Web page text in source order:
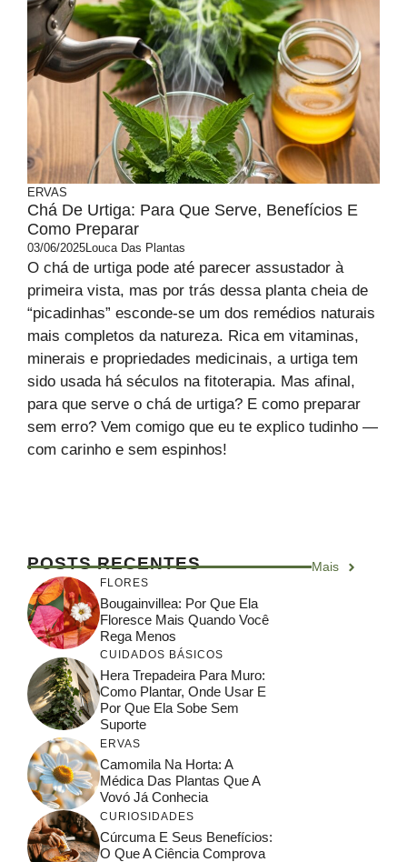
ERVAS
Chá De Urtiga: Para Que Serve, Benefícios E
Como Preparar
03/06/2025Louca Das Plantas
O chá de urtiga pode até parecer assustador à
primeira vista, mas por trás dessa planta cheia de
“picadinhas” esconde-se um dos remédios naturais
mais completos da natureza. Rica em vitaminas,
minerais e propriedades medicinais, a urtiga tem
sido usada há séculos na fitoterapia. Mas afinal,
para que serve o chá de urtiga? E como preparar
sem erro? Vem comigo que eu te explico tudinho —
com carinho e sem espinhos!
POSTS RECENTES Mais
FLORES
Bougainvillea: Por Que Ela
Floresce Mais Quando Você
Rega Menos
CUIDADOS BÁSICOS
Hera Trepadeira Para Muro:
Como Plantar, Onde Usar E
Por Que Ela Sobe Sem
Suporte
ERVAS
Camomila Na Horta: A
Médica Das Plantas Que A
Vovó Já Conhecia
CURIOSIDADES
Cúrcuma E Seus Benefícios:
O Que A Ciência Comprova